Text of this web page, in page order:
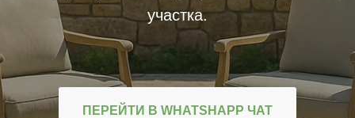
участка.
ПЕРЕЙТИ В WHATSHAPP ЧАТ